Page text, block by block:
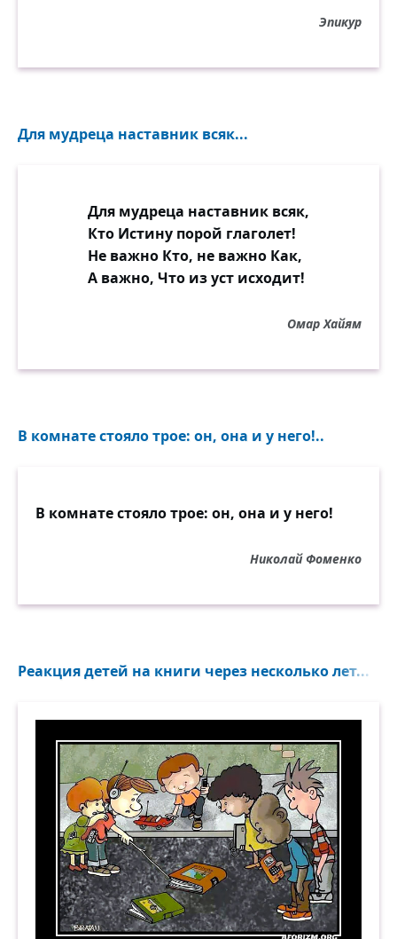
Эпикур
Для мудреца наставник всяк...
Для мудреца наставник всяк,
Кто Истину порой глаголет!
Не важно Кто, не важно Как,
А важно, Что из уст исходит!
Омар Хайям
В комнате стояло трое: он, она и у него!..
В комнате стояло трое: он, она и у него!
Николай Фоменко
Реакция детей на книги через несколько лет...